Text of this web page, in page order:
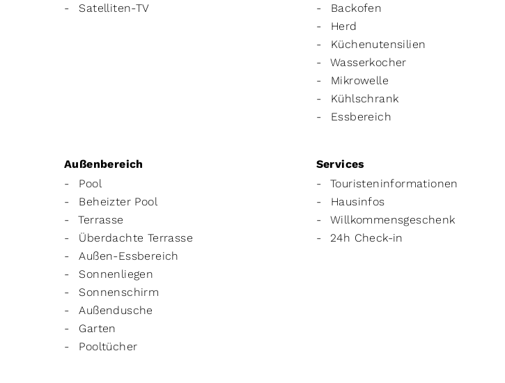
Satelliten-TV
Backofen
Herd
Küchenutensilien
Wasserkocher
Mikrowelle
Kühlschrank
Essbereich
Außenbereich
Pool
Beheizter Pool
Terrasse
Überdachte Terrasse
Außen-Essbereich
Sonnenliegen
Sonnenschirm
Außendusche
Garten
Pooltücher
Services
Touristeninformationen
Hausinfos
Willkommensgeschenk
24h Check-in